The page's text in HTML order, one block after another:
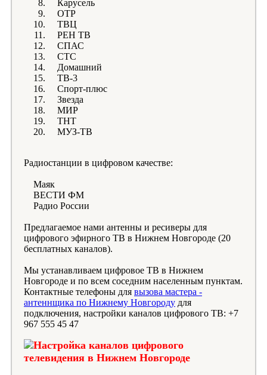
Карусель
ОТР
ТВЦ
РЕН ТВ
СПАС
СТС
Домашний
ТВ-3
Спорт-плюс
Звезда
МИР
ТНТ
МУЗ-ТВ
Радиостанции в цифровом качестве:
Маяк
ВЕСТИ ФМ
Радио России
Предлагаемое нами антенны и ресиверы для
цифрового эфирного ТВ в Нижнем Новгороде (20
бесплатных каналов).
Мы устанавливаем цифровое ТВ в Нижнем
Новгороде и по всем соседним населенным пунктам.
Контактные телефоны для вызова мастера -
антеннщика по Нижнему Новгороду для
подключения, настройки каналов цифрового ТВ: +7
967 555 45 47